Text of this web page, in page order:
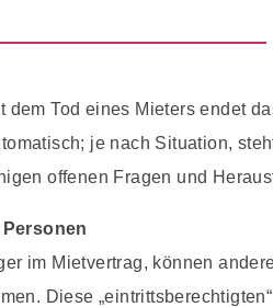
dem Tod eines Mieters endet
je nach Situation,
offenen Fragen und
im Mietvertrag, können
Diese